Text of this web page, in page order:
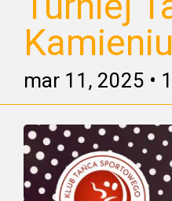
mar 11, 2025 •